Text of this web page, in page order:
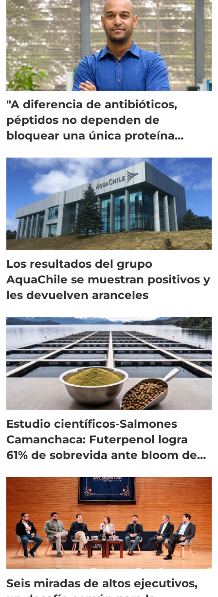
"A diferencia de antibióticos,
péptidos no dependen de
bloquear una única proteína
Los resultados del grupo
AquaChile se muestran positivos y
les devuelven aranceles
Estudio científicos-Salmones
Camanchaca: Futerpenol logra
61% de sobrevida ante bloom de
Seis miradas de altos ejecutivos,